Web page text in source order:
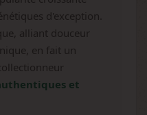
d'exception.
alliant douceur
en fait un
et